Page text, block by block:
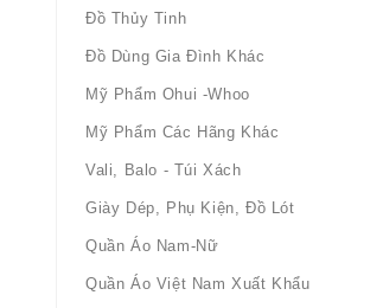
Đồ Thủy Tinh
Đồ Dùng Gia Đình Khác
Mỹ Phẩm Ohui -whoo
Mỹ Phẩm Các Hãng Khác
Vali, Balo - Túi Xách
Giày Dép, Phụ Kiện, Đồ Lót
Quần Áo Nam-Nữ
Quần Áo Việt Nam Xuất Khẩu